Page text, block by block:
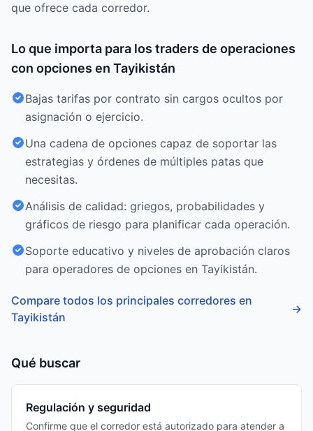
que ofrece cada corredor.
Lo que importa para los traders de operaciones
con opciones en Tayikistán
Bajas tarifas por contrato sin cargos ocultos por
asignación o ejercicio.
Una cadena de opciones capaz de soportar las
estrategias y órdenes de múltiples patas que
necesitas.
Análisis de calidad: griegos, probabilidades y
gráficos de riesgo para planificar cada operación.
Soporte educativo y niveles de aprobación claros
para operadores de opciones en Tayikistán.
Compare todos los principales corredores en
Tayikistán
→
Qué buscar
Regulación y seguridad
Confirme que el corredor está autorizado para atender a